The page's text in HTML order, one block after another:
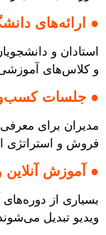
● ارائه‌های
استادان و
و کلاس‌های آموزشی
● جلسات
مدیران برای
فروش و استراتژی
● آموزش آنلاین
بسیاری از
ویدیو تبدیل